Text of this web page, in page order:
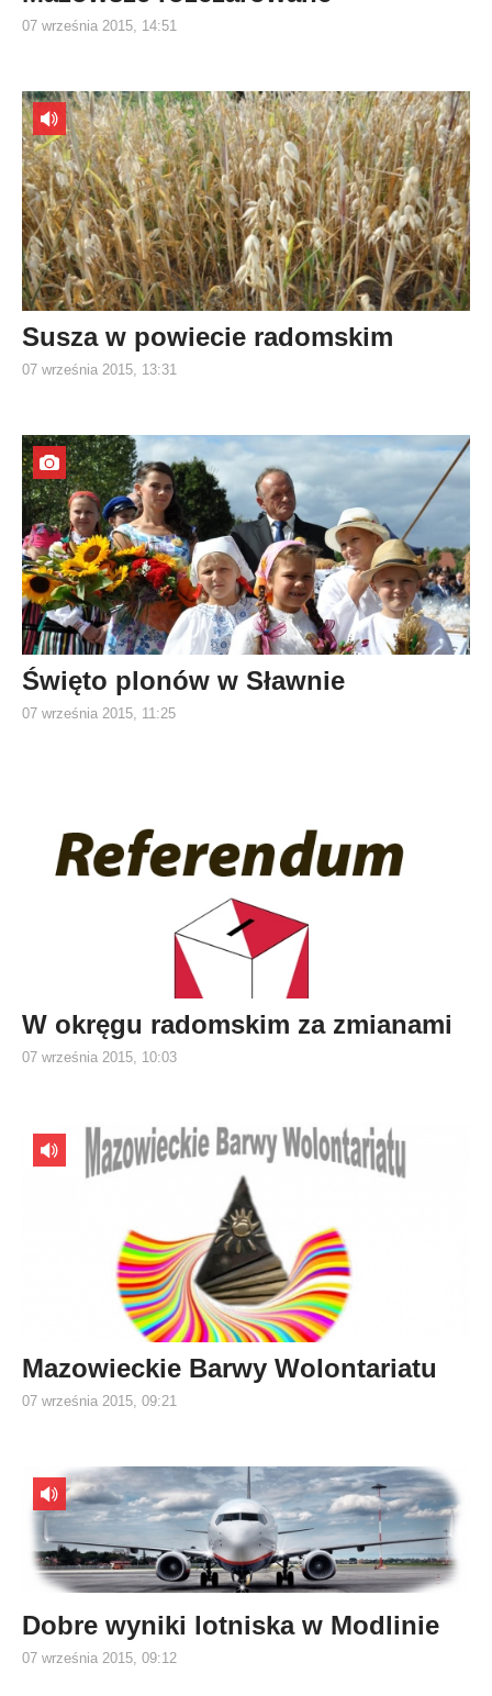
07 września 2015, 14:51
Susza w powiecie radomskim
07 września 2015, 13:31
Święto plonów w Sławnie
07 września 2015, 11:25
W okręgu radomskim za zmianami
07 września 2015, 10:03
Mazowieckie Barwy Wolontariatu
07 września 2015, 09:21
Dobre wyniki lotniska w Modlinie
07 września 2015, 09:12